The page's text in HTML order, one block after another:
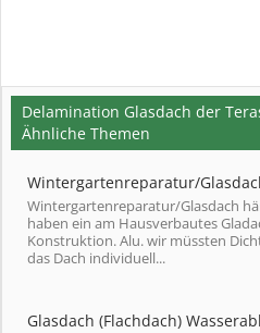
Delamination Glasdach der
Ähnliche Themen
Wintergartenreparatur/
Wintergartenreparatur/Glasdach
haben ein am Hausverbautes
Konstruktion. Alu. wir müssten
das Dach individuell...
Glasdach (Flachdach)